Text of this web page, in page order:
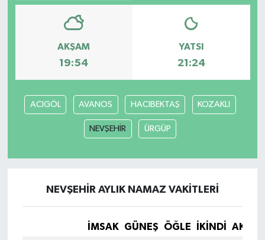
AKŞAM
19:54
YATSI
21:24
ACIGÖL AVANOS HACIBEKTAŞ KOZAKLI
NEVŞEHİR ÜRGÜP
NEVŞEHİR AYLIK NAMAZ VAKITLERI
İMSAK GÜNEŞ ÖĞLE İKINDI